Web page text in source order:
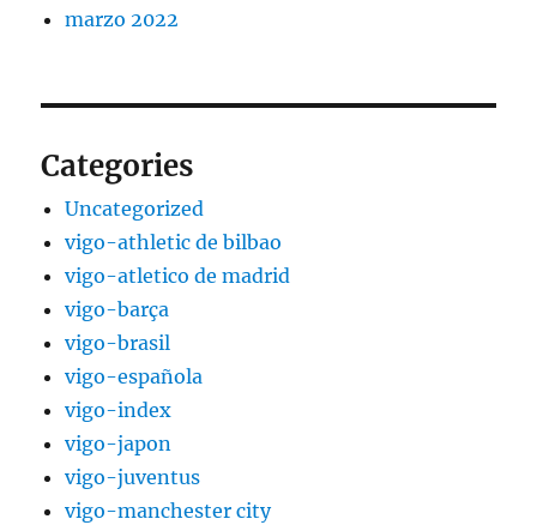
marzo 2022
Categories
Uncategorized
vigo-athletic de bilbao
vigo-atletico de madrid
vigo-barça
vigo-brasil
vigo-española
vigo-index
vigo-japon
vigo-juventus
vigo-manchester city